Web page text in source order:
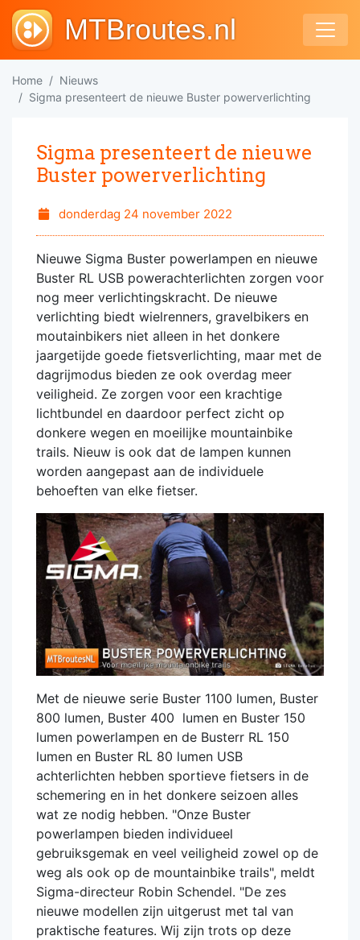
MTBroutes.nl
Home
Nieuws
Sigma presenteert de nieuwe Buster powerverlichting
Sigma presenteert de nieuwe
Buster powerverlichting
donderdag 24 november 2022
Nieuwe Sigma Buster powerlampen en nieuwe
Buster RL USB powerachterlichten zorgen voor
nog meer verlichtingskracht. De nieuwe
verlichting biedt wielrenners, gravelbikers en
moutainbikers niet alleen in het donkere
jaargetijde goede fietsverlichting, maar met de
dagrijmodus bieden ze ook overdag meer
veiligheid. Ze zorgen voor een krachtige
lichtbundel en daardoor perfect zicht op
donkere wegen en moeilijke mountainbike
trails. Nieuw is ook dat de lampen kunnen
worden aangepast aan de individuele
behoeften van elke fietser.
Met de nieuwe serie Buster 1100 lumen, Buster
800 lumen, Buster 400 lumen en Buster 150
lumen powerlampen en de Busterr RL 150
lumen en Buster RL 80 lumen USB
achterlichten hebben sportieve fietsers in de
schemering en in het donkere seizoen alles
wat ze nodig hebben. "Onze Buster
powerlampen bieden individueel
gebruiksgemak en veel veiligheid zowel op de
weg als ook op de mountainbike trails", meldt
Sigma-directeur Robin Schendel. "De zes
nieuwe modellen zijn uitgerust met tal van
praktische features. Wij zijn trots op deze